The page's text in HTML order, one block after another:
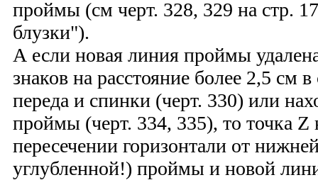
проймы (см черт. 328, 329 на стр.
блузки").
А если новая линия проймы
знаков на расстояние более 2,5 см
переда и спинки (черт. 330) или
проймы (черт. 334, 335), то точка Z
пересечении горизонтали от
углубленной!) проймы и новой